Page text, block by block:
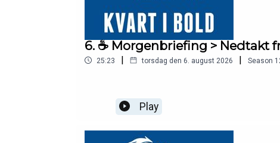
6. ☕️ Morgenbriefing > Nedtakt
25:23 | torsdag den 6. august 2026 | Season
Play